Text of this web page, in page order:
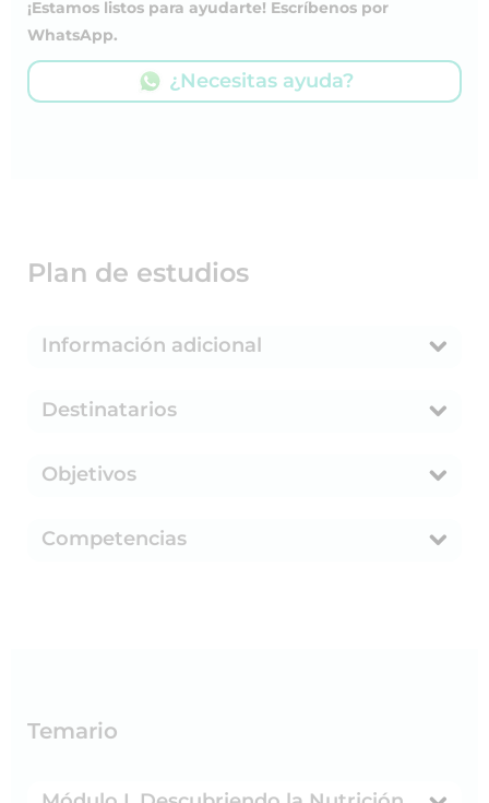
¡Estamos listos para ayudarte! Escríbenos por
WhatsApp.
¿Necesitas ayuda?
Plan de estudios
Información adicional
Destinatarios
Objetivos
Competencias
Temario